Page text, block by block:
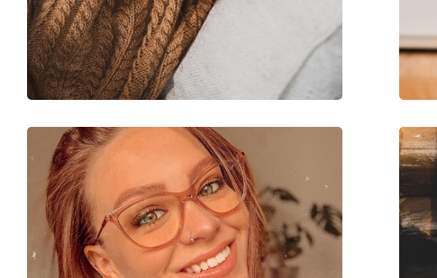
Catégorie:
Lunettes de vue
Marque:
Arnette
Code:
0AN7182 2702 49